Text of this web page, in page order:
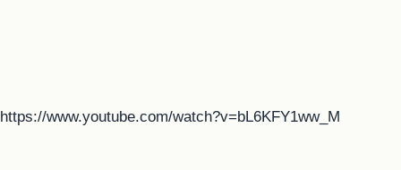
https://www.youtube.com/watch?v=bL6KFY1ww_M